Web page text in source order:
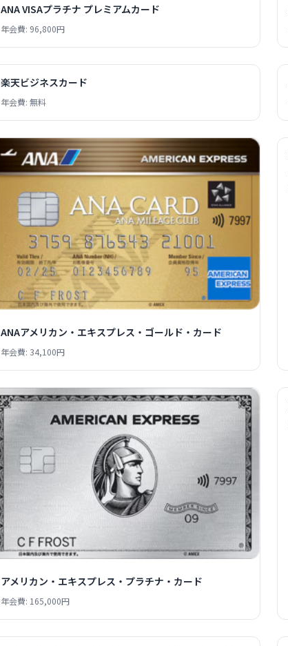
ANA VISAプラチナ プレミアムカード
年会費: 96,800円
楽天ビジネスカード
年会費: 無料
ANAアメリカン・エキスプレス・ゴールド・カード
年会費: 34,100円
アメリカン・エキスプレス・プラチナ・カード
年会費: 165,000円